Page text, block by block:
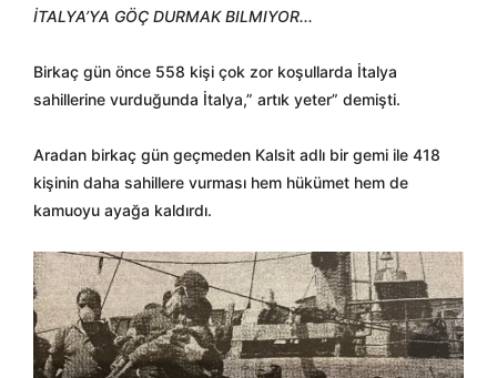
İTALYA’YA GÖÇ DURMAK BILMIYOR...
Birkaç gün önce 558 kişi çok zor koşullarda İtalya
sahillerine vurduğunda İtalya,” artık yeter” demişti.
Aradan birkaç gün geçmeden Kalsit adlı bir gemi ile 418
kişinin daha sahillere vurması hem hükümet hem de
kamuoyu ayağa kaldırdı.